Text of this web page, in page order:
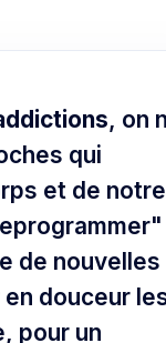
qui
et de notre
de nouvelles
douceur
pour un